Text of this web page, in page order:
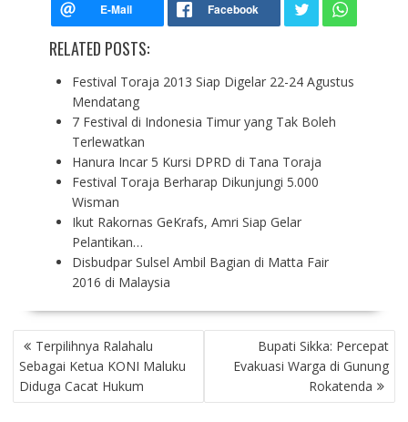
RELATED POSTS:
Festival Toraja 2013 Siap Digelar 22-24 Agustus
Mendatang
7 Festival di Indonesia Timur yang Tak Boleh
Terlewatkan
Hanura Incar 5 Kursi DPRD di Tana Toraja
Festival Toraja Berharap Dikunjungi 5.000
Wisman
Ikut Rakornas GeKrafs, Amri Siap Gelar
Pelantikan…
Disbudpar Sulsel Ambil Bagian di Matta Fair
2016 di Malaysia
P
O
S
T
Terpilihnya Ralahalu
Sebagai Ketua KONI Maluku
Diduga Cacat Hukum
Bupati Sikka: Percepat
Evakuasi Warga di Gunung
Rokatenda